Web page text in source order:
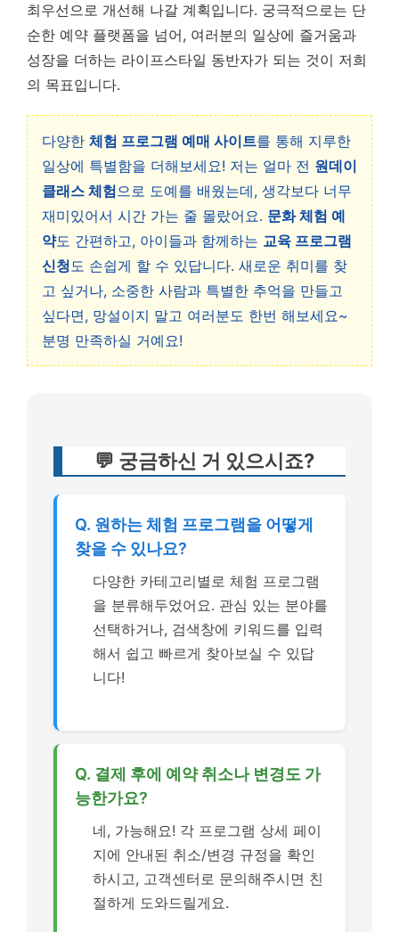
최우선으로 개선해 나갈 계획입니다. 궁극적으로는 단
순한 예약 플랫폼을 넘어, 여러분의 일상에 즐거움과
성장을 더하는 라이프스타일 동반자가 되는 것이 저희
의 목표입니다.
다양한 체험 프로그램 예매 사이트를 통해 지루한
일상에 특별함을 더해보세요! 저는 얼마 전 원데이
클래스 체험으로 도예를 배웠는데, 생각보다 너무
재미있어서 시간 가는 줄 몰랐어요. 문화 체험 예
약도 간편하고, 아이들과 함께하는 교육 프로그램
신청도 손쉽게 할 수 있답니다. 새로운 취미를 찾
고 싶거나, 소중한 사람과 특별한 추억을 만들고
싶다면, 망설이지 말고 여러분도 한번 해보세요~
분명 만족하실 거예요!
💬 궁금하신 거 있으시죠?
Q. 원하는 체험 프로그램을 어떻게
찾을 수 있나요?
다양한 카테고리별로 체험 프로그램
을 분류해두었어요. 관심 있는 분야를
선택하거나, 검색창에 키워드를 입력
해서 쉽고 빠르게 찾아보실 수 있답
니다!
Q. 결제 후에 예약 취소나 변경도 가
능한가요?
네, 가능해요! 각 프로그램 상세 페이
지에 안내된 취소/변경 규정을 확인
하시고, 고객센터로 문의해주시면 친
절하게 도와드릴게요.